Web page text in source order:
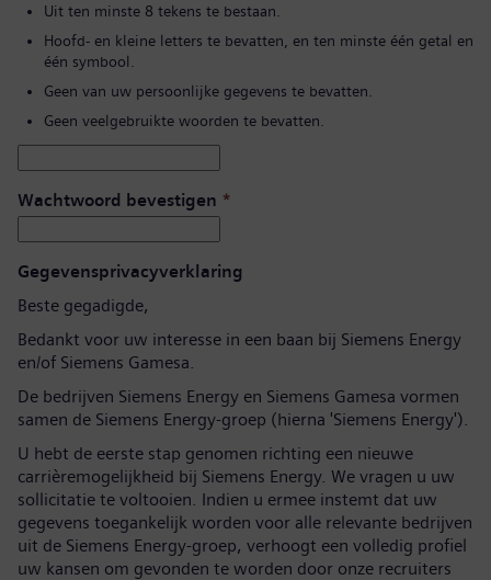
Uit ten minste 8 tekens te bestaan.
Hoofd- en kleine letters te bevatten, en ten minste één getal en
één symbool.
Geen van uw persoonlijke gegevens te bevatten.
Geen veelgebruikte woorden te bevatten.
Wachtwoord bevestigen *
Gegevensprivacyverklaring
Beste gegadigde,
Bedankt voor uw interesse in een baan bij Siemens Energy
en/of Siemens Gamesa.
De bedrijven Siemens Energy en Siemens Gamesa vormen
samen de Siemens Energy-groep (hierna 'Siemens Energy').
U hebt de eerste stap genomen richting een nieuwe
carrièremogelijkheid bij Siemens Energy. We vragen u uw
sollicitatie te voltooien. Indien u ermee instemt dat uw
gegevens toegankelijk worden voor alle relevante bedrijven
uit de Siemens Energy-groep, verhoogt een volledig profiel
uw kansen om gevonden te worden door onze recruiters